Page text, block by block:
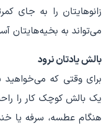
زانوهایتان را به جای
می‌تواند به بخیه‌هایتان
بالش یادتان نرود
برای وقتی که
یک بالش کوچک کار را
هنگام عطسه، سرفه یا